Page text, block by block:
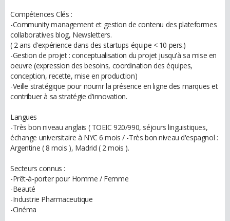
Compétences Clés :
-Community management et gestion de contenu des plateformes
collaboratives blog, Newsletters.
( 2 ans d'expérience dans des startups équipe < 10 pers.)
-Gestion de projet : conceptualisation du projet jusqu'à sa mise en
oeuvre (expression des besoins, coordination des équipes,
conception, recette, mise en production)
-Veille stratégique pour nourrir la présence en ligne des marques et
contribuer à sa stratégie d'innovation.
Langues
-Très bon niveau anglais ( TOEIC 920/990, séjours linguistiques,
échange universitaire à NYC 6 mois / -Très bon niveau d'espagnol :
Argentine ( 8 mois ), Madrid ( 2 mois ).
Secteurs connus :
-Prêt-à-porter pour Homme / Femme
-Beauté
-Industrie Pharmaceutique
-Cinéma